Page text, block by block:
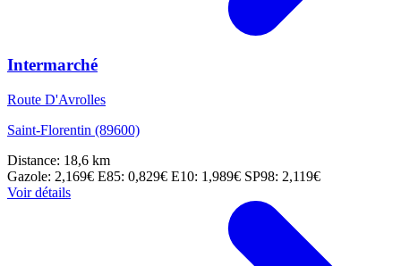
Intermarché
Route D'Avrolles
Saint-Florentin (89600)
Distance: 18,6 km
Gazole: 2,169€ E85: 0,829€ E10: 1,989€ SP98: 2,119€
Voir détails